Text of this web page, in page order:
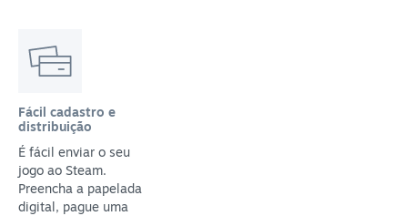
Fácil cadastro e
distribuição
É fácil enviar o seu
jogo ao Steam.
Preencha a papelada
digital, pague uma